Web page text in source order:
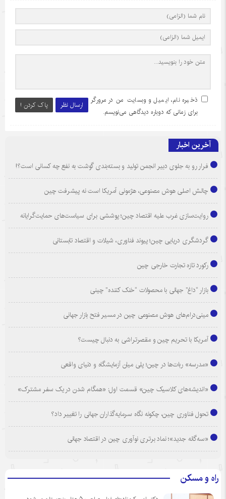
ارسال نظر پاک کردن !
ذخیره نام، ایمیل و وبسایت من در مرورگر
برای زمانی که دوباره دیدگاهی می‌نویسم.
آخرین اخبار
فرار رو به جلوی دبیر انجمن تولید و بسته‌بندی گوشت به نفع چه کسانی است؟!
چالش اصلی هوش مصنوعی، هژمونی آمریکا است نه پیشرفت چین
روایت‌سازی غرب علیه اقتصاد چین؛ پوششی برای سیاست‌های حمایت‌گرایانه
گردشگری دریایی چین؛ پیوند فناوری، شیلات و اقتصاد تابستانی
رکورد تازه تجارت خارجی چین
بازار “داغ” جهانی با محصولات “خنک کننده” چینی
مینی‌درام‌های هوش مصنوعی چین در مسیر فتح بازار جهانی
آمریکا با تحریم چین و مقصرتراشی به دنبال چیست؟
«مدرسه» ربات‌ها در چین؛ پلی میان آزمایشگاه و دنیای واقعی
«اندیشه‌های کلاسیک چین» قسمت اول: «همگام شدن در یک سفر مشترک»
تحول فناوری چین، چکونه نگاه سرمایه‌گذاران جهانی را تغییر داد؟
«سه‌گانه جدید»؛ نماد برتری نوآوری چین در اقتصاد جهانی
راه و مسکن